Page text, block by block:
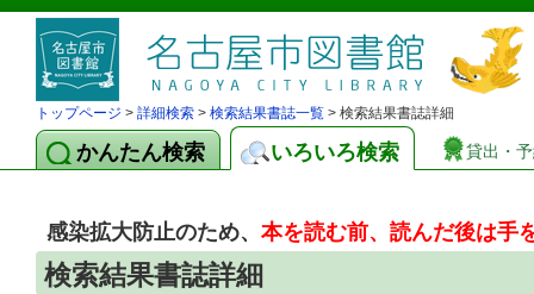
トップページ > 詳細検索 > 検索結果書誌一覧 > 検索結果書誌詳細
かんたん検索 いろいろ検索 貸出・
感染拡大防止のため、本を読む前、読んだ後は手
検索結果書誌詳細